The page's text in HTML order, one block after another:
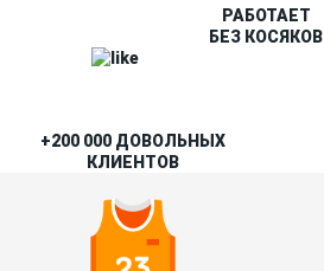
РАБОТАЕТ
БЕЗ КОСЯКОВ
+200 000 ДОВОЛЬНЫХ
КЛИЕНТОВ